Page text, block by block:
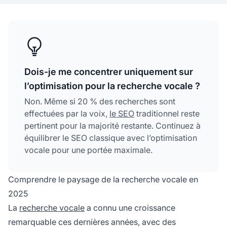
Dois-je me concentrer uniquement sur
l’optimisation pour la recherche vocale ?
Non. Même si 20 % des recherches sont
effectuées par la voix, le SEO traditionnel reste
pertinent pour la majorité restante. Continuez à
équilibrer le SEO classique avec l’optimisation
vocale pour une portée maximale.
Comprendre le paysage de la recherche vocale en
2025
La recherche vocale a connu une croissance
remarquable ces dernières années, avec des